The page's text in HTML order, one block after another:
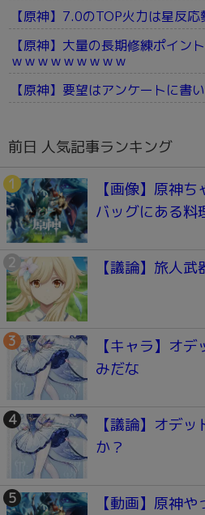
【原神】7.0のTOP火力は星反
【原神】大量の長期修練ポイン
ｗｗｗｗｗｗｗｗｗ
【原神】要望はアンケートに書
前日 人気記事ランキング
【画像】原神
バッグにある料
【議論】旅人
【キャラ】オ
みだな
【議論】オデ
か？
【動画】原神